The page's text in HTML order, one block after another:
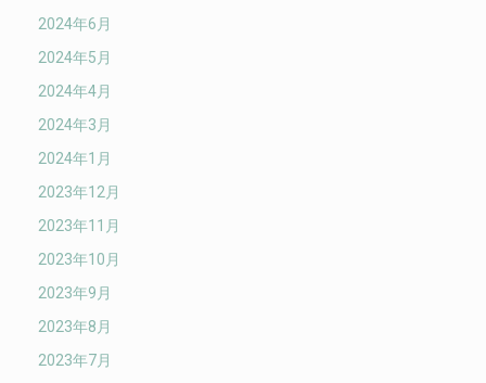
2024年6月
2024年5月
2024年4月
2024年3月
2024年1月
2023年12月
2023年11月
2023年10月
2023年9月
2023年8月
2023年7月